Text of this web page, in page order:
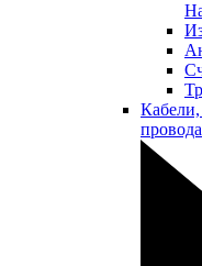
Кабели,
провода